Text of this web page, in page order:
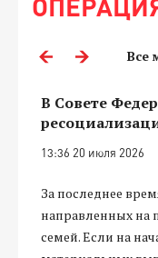
Все
В Совете
13:36 20 июля 2026
За последнее
направленных на
семей. Если на